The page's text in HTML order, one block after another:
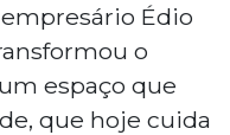
Édio
o
espaço que
que hoje cuida